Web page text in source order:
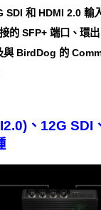
SDI 和 HDMI 2.0 輸
的 SFP+ 端口、環
與 BirdDog 的
、12G SDI